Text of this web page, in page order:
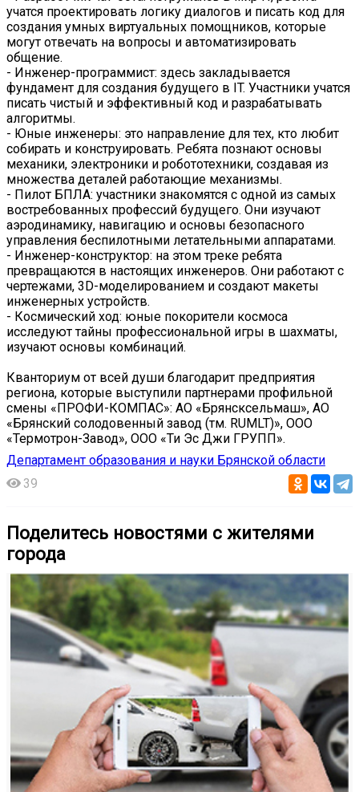
учатся проектировать логику диалогов и писать код для
создания умных виртуальных помощников, которые
могут отвечать на вопросы и автоматизировать
общение.
- Инженер-программист: здесь закладывается
фундамент для создания будущего в IT. Участники учатся
писать чистый и эффективный код и разрабатывать
алгоритмы.
- Юные инженеры: это направление для тех, кто любит
собирать и конструировать. Ребята познают основы
механики, электроники и робототехники, создавая из
множества деталей работающие механизмы.
- Пилот БПЛА: участники знакомятся с одной из самых
востребованных профессий будущего. Они изучают
аэродинамику, навигацию и основы безопасного
управления беспилотными летательными аппаратами.
- Инженер-конструктор: на этом треке ребята
превращаются в настоящих инженеров. Они работают с
чертежами, 3D-моделированием и создают макеты
инженерных устройств.
- Космический ход: юные покорители космоса
исследуют тайны профессиональной игры в шахматы,
изучают основы комбинаций.
Кванториум от всей души благодарит предприятия
региона, которые выступили партнерами профильной
смены «ПРОФИ-КОМПАС»: АО «Брянсксельмаш», АО
«Брянский солодовенный завод (тм. RUMLT)», ООО
«Термотрон-Завод», ООО «Ти Эс Джи ГРУПП».
Департамент образования и науки Брянской области
39
Поделитесь новостями с жителями
города